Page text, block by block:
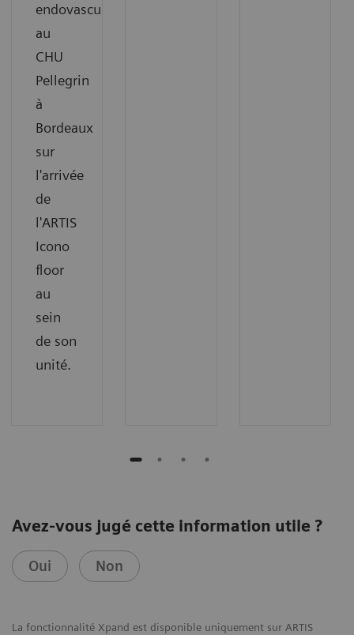
endovasculaire
au
CHU
Pellegrin
à
Bordeaux
sur
l'arrivée
de
l'ARTIS
Icono
floor
au
sein
de son
unité.
Avez-vous jugé cette information utile ?
Oui Non
La fonctionnalité Xpand est disponible uniquement sur ARTIS